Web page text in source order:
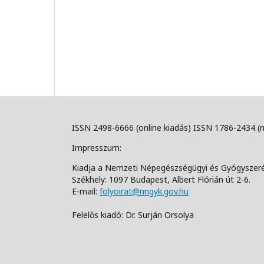
ISSN 2498-6666 (online kiadás) ISSN 1786-2434
Impresszum:
Kiadja a Nemzeti Népegészségügyi és
Székhely: 1097 Budapest, Albert Flórián út 2-6.
E-mail: folyoirat@nngyk.gov.hu
Felelős kiadó: Dr. Surján Orsolya